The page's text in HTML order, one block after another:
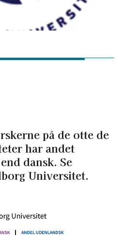
på de otte de
har andet
dansk. Se
Universitet.